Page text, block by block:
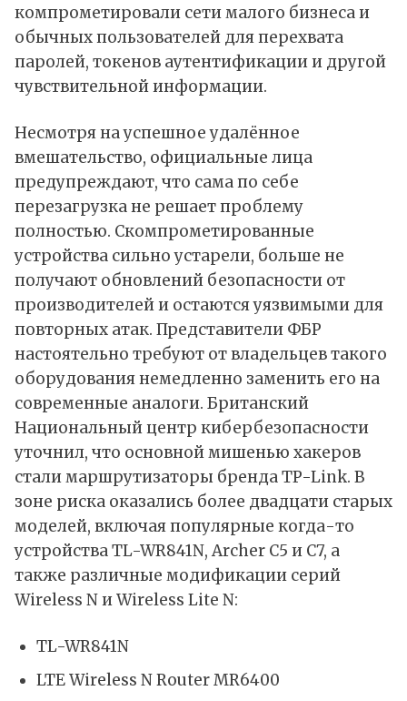
компрометировали сети малого бизнеса и
обычных пользователей для перехвата
паролей, токенов аутентификации и другой
чувствительной информации.
Несмотря на успешное удалённое
вмешательство, официальные лица
предупреждают, что сама по себе
перезагрузка не решает проблему
полностью. Скомпрометированные
устройства сильно устарели, больше не
получают обновлений безопасности от
производителей и остаются уязвимыми для
повторных атак. Представители ФБР
настоятельно требуют от владельцев такого
оборудования немедленно заменить его на
современные аналоги. Британский
Национальный центр кибербезопасности
уточнил, что основной мишенью хакеров
стали маршрутизаторы бренда TP-Link. В
зоне риска оказались более двадцати старых
моделей, включая популярные когда-то
устройства TL-WR841N, Archer C5 и C7, а
также различные модификации серий
Wireless N и Wireless Lite N:
TL-WR841N
LTE Wireless N Router MR6400